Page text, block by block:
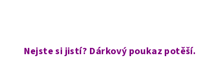
Nejste si jistí? Dárkový poukaz potěší.